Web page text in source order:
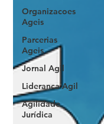
Organizacoes
Ageis
Parcerias
Ageis
Jornal Agil
Lideranca Agil
Agilidade
Jurídica